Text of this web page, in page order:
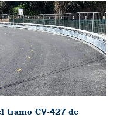
tramo CV-427 de